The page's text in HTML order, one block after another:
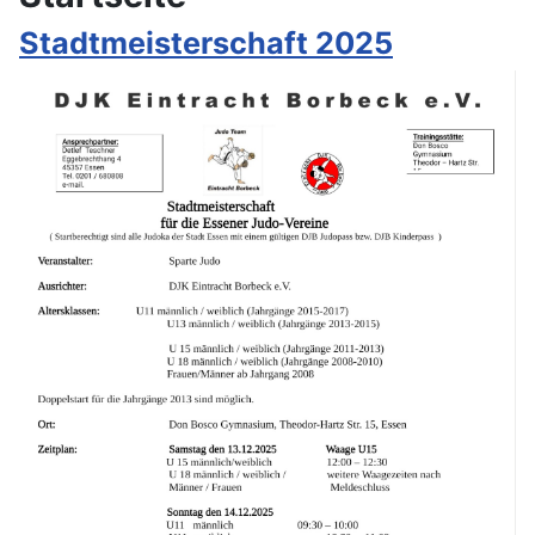
Stadtmeisterschaft 2025